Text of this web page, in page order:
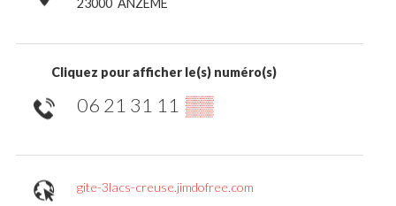
Cliquez pour afficher le(s) numéro(s)
06 21 31 11 ▒▒
gite-3lacs-creuse.jimdofree.com